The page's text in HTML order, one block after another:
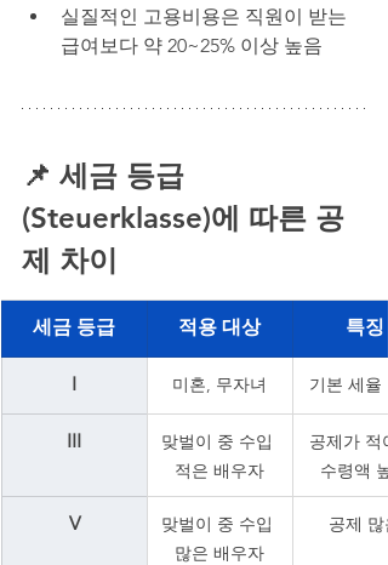
실질적인 고용비용은 직원이 받는
급여보다 약 20~25% 이상 높음
📌 세금 등급
(Steuerklasse)에 따른 공
제 차이
세금 등급 적용 대상 특징
I 미혼, 무자녀 기본 세율
III
맞벌이 중 수입
적은 배우자
공제가 적
수령액 높
V
맞벌이 중 수입
많은 배우자
공제 많